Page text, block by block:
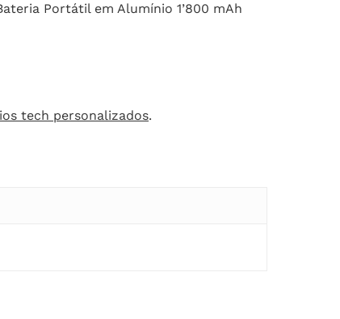
Portátil em Alumínio 1’800 mAh
tech personalizados.